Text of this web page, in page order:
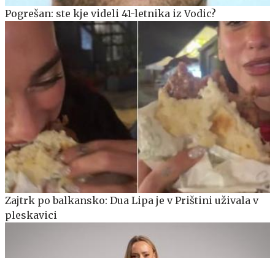
Pogrešan: ste kje videli 41-letnika iz Vodic?
Zajtrk po balkansko: Dua Lipa je v Prištini uživala v
pleskavici